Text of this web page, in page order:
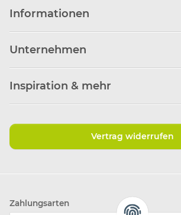
Informationen
Unternehmen
Inspiration & mehr
Vertrag widerrufen
Zahlungsarten